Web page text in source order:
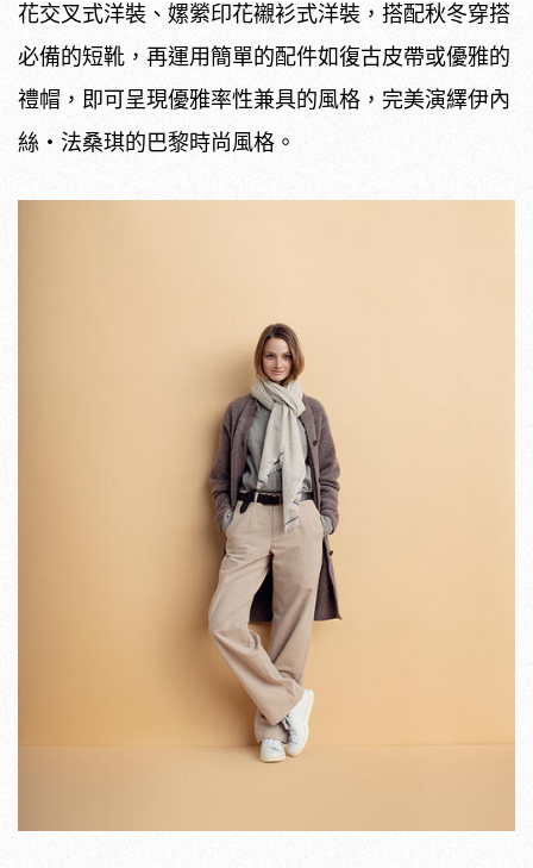
花交叉式洋裝、嫘縈印花襯衫式洋裝，搭配秋冬穿搭
必備的短靴，再運用簡單的配件如復古皮帶或優雅的
禮帽，即可呈現優雅率性兼具的風格，完美演繹伊內
絲・法桑琪的巴黎時尚風格。